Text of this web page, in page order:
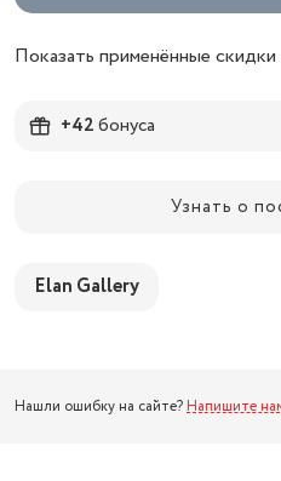
Показать применённые скидки
+42бонуса
Узнать о
Elan Gallery
Нашли ошибку на сайте? Напишите